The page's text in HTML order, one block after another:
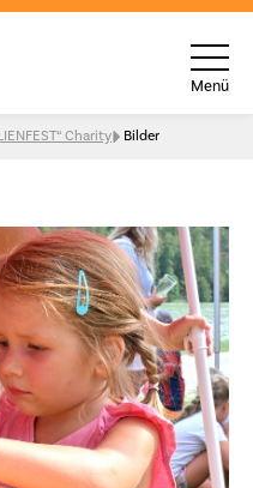
Menü
Charity Bilder